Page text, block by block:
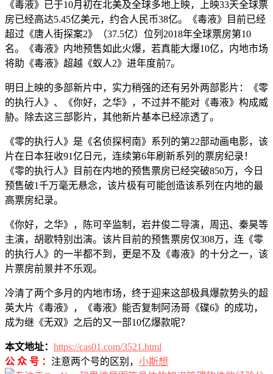
《毒液》已于10月初在北美及全球多地上映，上映33天全球票
房已经高达5.45亿美元，约合人民币38亿。《毒液》目前已经
超过《唐人街探案2》（37.5亿）位列2018年全球票房第10
名。《毒液》内地预售如此火爆，若真能大爆10亿，内地市场
将助《毒液》超越《蚁人2》进年度前7。
明日上映的多部新片中，实力稍强的还有另外两部影片：《零
的执行人》、《你好，之华》，不过并不能对《毒液》构成威
胁。除去这三部影片，其他新片基本已经凉透了。
《零的执行人》是《名侦探柯南》系列的第22部动画电影，该
片在日本狂收91亿日元，连续第6年刷新系列的票房纪录！
《零的执行人》目前在内地的预售票房已经突破850万，今日
预售破1千万毫无悬念，该片极有可能创造该系列在内地的最
高票房纪录。
《你好，之华》，陈可辛监制，岩井俊二导演，周迅、秦昊等
主演，胡歌特别出演。该片目前的预售票房仅308万，连《零
的执行人》的一半都不到，更是不及《毒液》的十分之一，该
片票房前景并不乐观。
冷清了两个多月的内地市场，终于迎来这部极具爆款势头的超
英大片《毒液》，《毒液》能否复制阿汤哥《碟6》的成功，
成为继《无双》之后的又一部10亿爆款呢？
本文地址： https://cas01.com/3521.html
公 众 号 ： 注意两个号的区别， 小斯想